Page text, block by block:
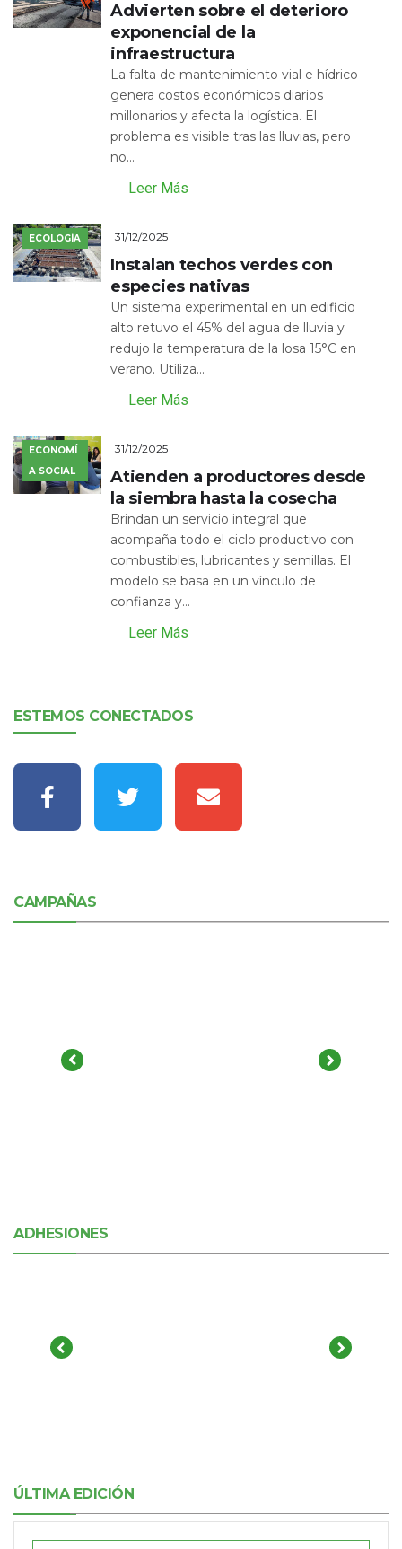
Advierten sobre el deterioro
exponencial de la
infraestructura
La falta de mantenimiento vial e hídrico
genera costos económicos diarios
millonarios y afecta la logística. El
problema es visible tras las lluvias, pero
no...
Leer Más
ECOLOGÍA 31/12/2025
Instalan techos verdes con
especies nativas
Un sistema experimental en un edificio
alto retuvo el 45% del agua de lluvia y
redujo la temperatura de la losa 15°C en
verano. Utiliza...
Leer Más
ECONOMÍ
A SOCIAL
31/12/2025
Atienden a productores desde
la siembra hasta la cosecha
Brindan un servicio integral que
acompaña todo el ciclo productivo con
combustibles, lubricantes y semillas. El
modelo se basa en un vínculo de
confianza y...
Leer Más
ESTEMOS CONECTADOS
CAMPAÑAS
ADHESIONES
ÚLTIMA EDICIÓN